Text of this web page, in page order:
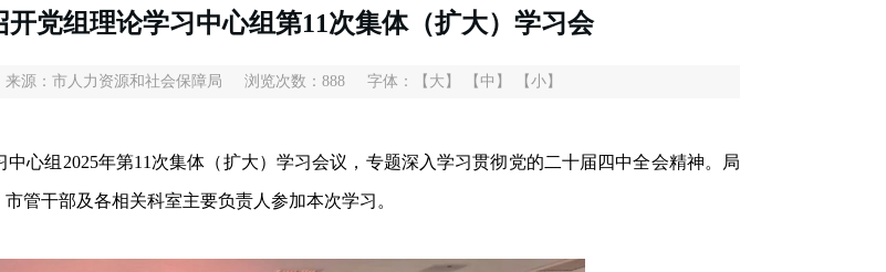
党组理论学习中心组第11次集体（扩大）学习会
来源：市人力资源和社会保障局 浏览次数： 888 字体： 【大】 【中】 【小】
组2025年第11次集体（扩大）学习会议，专题深入学习贯彻党的二十届四中全会精神。局
管干部及各相关科室主要负责人参加本次学习。